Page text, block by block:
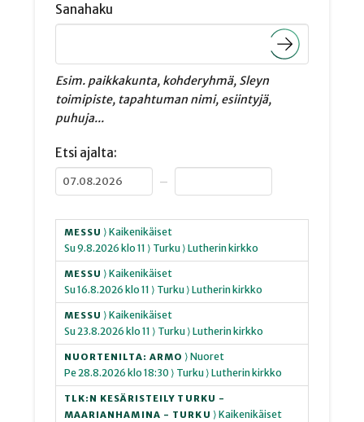
Sanahaku
Esim. paikkakunta, kohderyhmä, Sleyn
toimipiste, tapahtuman nimi, esiintyjä,
puhuja...
Etsi ajalta:
–
MESSU ⟩ Kaikenikäiset
Su9.8.2026 klo 11 ⟩ Turku⟩ Lutherin kirkko
MESSU ⟩ Kaikenikäiset
Su16.8.2026 klo 11 ⟩ Turku⟩ Lutherin kirkko
MESSU ⟩ Kaikenikäiset
Su23.8.2026 klo 11 ⟩ Turku⟩ Lutherin kirkko
NUORTENILTA: ARMO ⟩ Nuoret
Pe28.8.2026 klo 18:30 ⟩ Turku⟩ Lutherin kirkko
TLK:N KESÄRISTEILY TURKU -
MAARIANHAMINA - TURKU ⟩ Kaikenikäiset